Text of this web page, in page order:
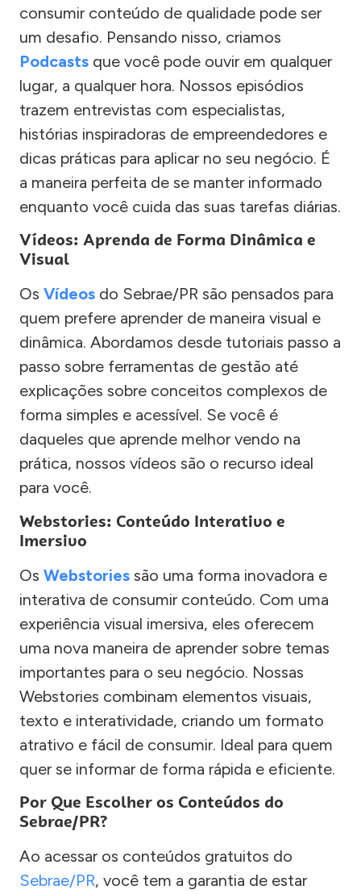
consumir conteúdo de qualidade pode ser
um desafio. Pensando nisso, criamos
Podcasts que você pode ouvir em qualquer
lugar, a qualquer hora. Nossos episódios
trazem entrevistas com especialistas,
histórias inspiradoras de empreendedores e
dicas práticas para aplicar no seu negócio. É
a maneira perfeita de se manter informado
enquanto você cuida das suas tarefas diárias.
Vídeos: Aprenda de Forma Dinâmica e
Visual
Os Vídeos do Sebrae/PR são pensados para
quem prefere aprender de maneira visual e
dinâmica. Abordamos desde tutoriais passo a
passo sobre ferramentas de gestão até
explicações sobre conceitos complexos de
forma simples e acessível. Se você é
daqueles que aprende melhor vendo na
prática, nossos vídeos são o recurso ideal
para você.
Webstories: Conteúdo Interativo e
Imersivo
Os Webstories são uma forma inovadora e
interativa de consumir conteúdo. Com uma
experiência visual imersiva, eles oferecem
uma nova maneira de aprender sobre temas
importantes para o seu negócio. Nossas
Webstories combinam elementos visuais,
texto e interatividade, criando um formato
atrativo e fácil de consumir. Ideal para quem
quer se informar de forma rápida e eficiente.
Por Que Escolher os Conteúdos do
Sebrae/PR?
Ao acessar os conteúdos gratuitos do
Sebrae/PR, você tem a garantia de estar